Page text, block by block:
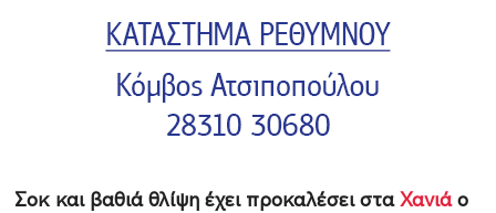
Σοκ και βαθιά θλίψη έχει προκαλέσει σταΧανιάο